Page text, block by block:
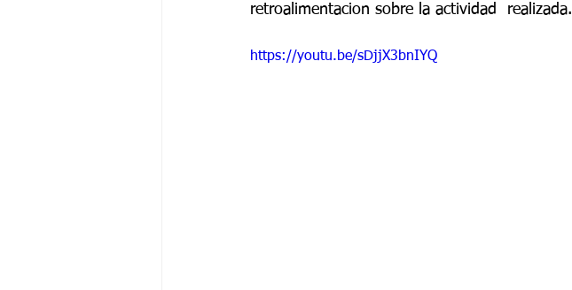
retroalimentacion sobre la actividad  realizada.
https://youtu.be/sDjjX3bnIYQ